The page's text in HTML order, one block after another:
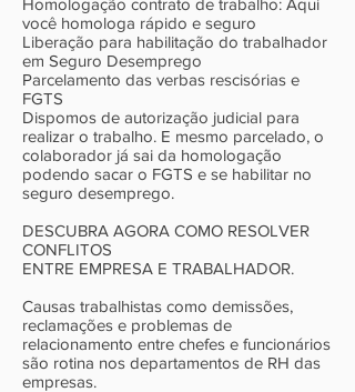
Homologação contrato de trabalho: Aqui
você homologa rápido e seguro
Liberação para habilitação do trabalhador
em Seguro Desemprego
Parcelamento das verbas rescisórias e
FGTS
Dispomos de autorização judicial para
realizar o trabalho. E mesmo parcelado, o
colaborador já sai da homologação
podendo sacar o FGTS e se habilitar no
seguro desemprego.
DESCUBRA AGORA COMO RESOLVER
CONFLITOS
ENTRE EMPRESA E TRABALHADOR.
Causas trabalhistas como demissões,
reclamações e problemas de
relacionamento entre chefes e funcionários
são rotina nos departamentos de RH das
empresas.